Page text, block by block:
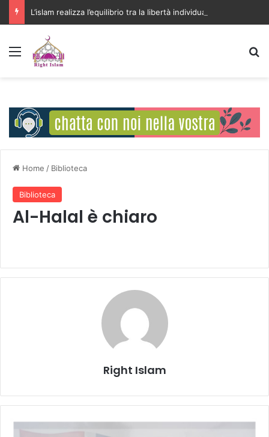
Menu
Home / Biblioteca
Biblioteca
Al-Halal è chiaro
Right Islam